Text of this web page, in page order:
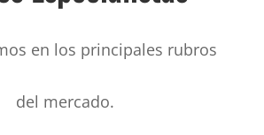
en los principales rubros
del mercado.